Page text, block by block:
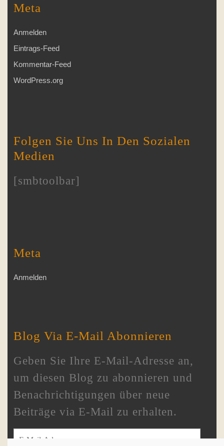
Meta
Anmelden
Eintrags-Feed
Kommentar-Feed
WordPress.org
Folgen Sie Uns In Den Sozialen
Medien
[smbtoolbar]
Meta
Anmelden
Blog Via E-Mail Abonnieren
Geben Sie Ihre E-Mail-Adresse an,
um diesen Blog zu abonnieren und
Benachrichtigungen über neue
Beiträge via E-Mail zu erhalten.
E-Mail-Adresse